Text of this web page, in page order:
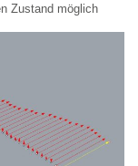
Zustand möglich